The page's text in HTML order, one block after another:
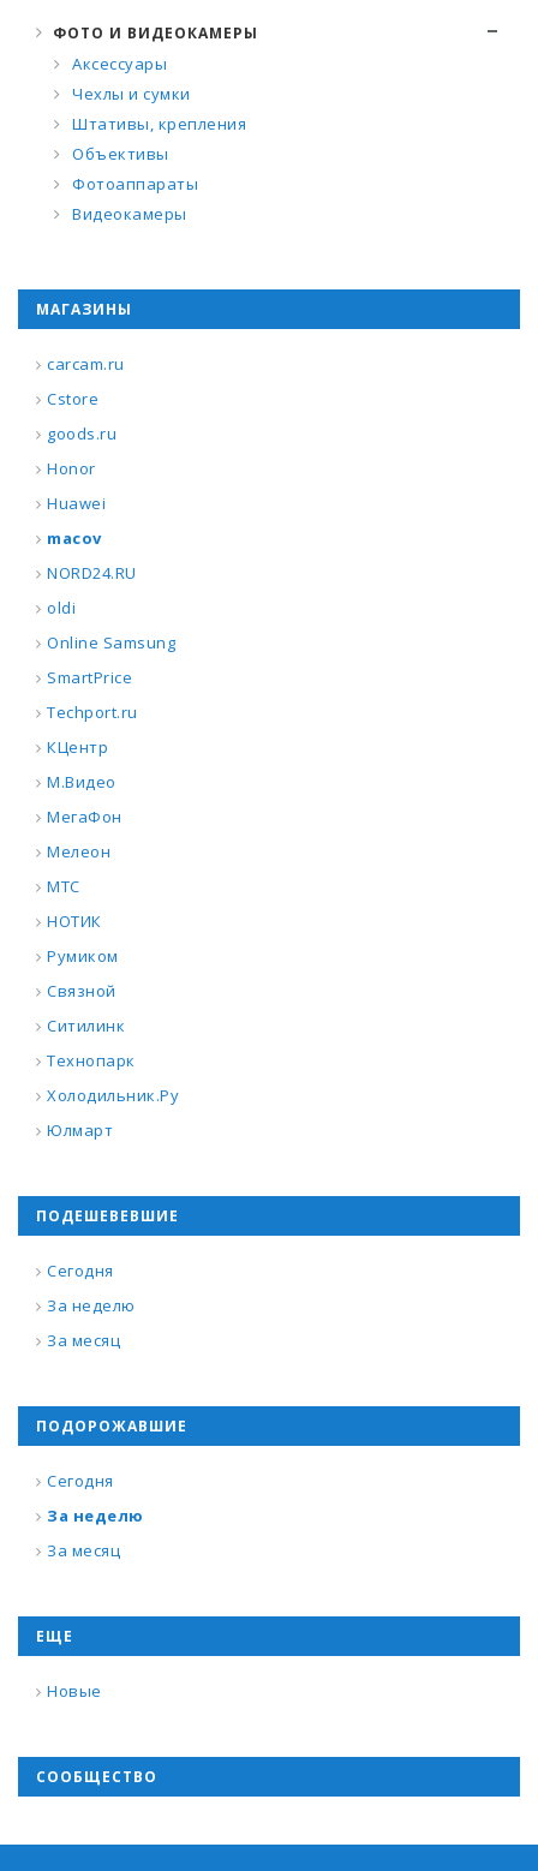
ФОТО И ВИДЕОКАМЕРЫ
Аксессуары
Чехлы и сумки
Штативы, крепления
Объективы
Фотоаппараты
Видеокамеры
МАГАЗИНЫ
carcam.ru
Cstore
goods.ru
Honor
Huawei
macov
NORD24.RU
oldi
Online Samsung
SmartPrice
Techport.ru
КЦентр
М.Видео
МегаФон
Мелеон
МТС
НОТИК
Румиком
Связной
Ситилинк
Технопарк
Холодильник.Ру
Юлмарт
ПОДЕШЕВЕВШИЕ
Сегодня
За неделю
За месяц
ПОДОРОЖАВШИЕ
Сегодня
За неделю
За месяц
ЕЩЕ
Новые
СООБЩЕСТВО